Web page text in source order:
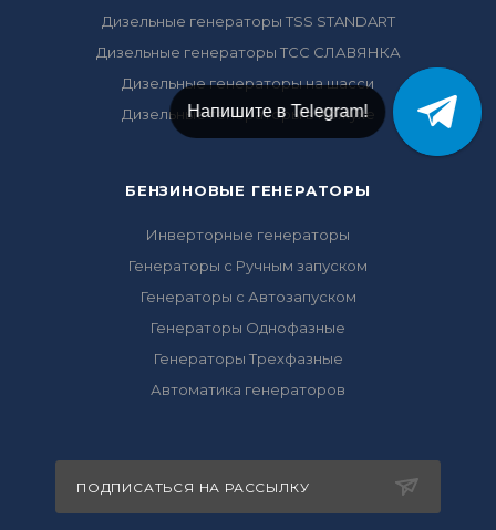
Дизельные генераторы TSS STANDART
Дизельные генераторы ТСС СЛАВЯНКА
Дизельные генераторы на шасси
Дизельные генераторы в Кожухе
БЕНЗИНОВЫЕ ГЕНЕРАТОРЫ
Инверторные генераторы
Генераторы с Ручным запуском
Генераторы с Автозапуском
Генераторы Однофазные
Генераторы Трехфазные
Автоматика генераторов
ПОДПИСАТЬСЯ НА РАССЫЛКУ
Напишите в Telegram!